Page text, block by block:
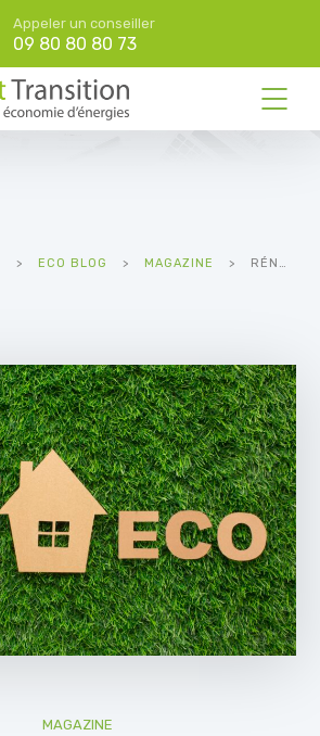
Appeler un conseiller
09 80 80 80 73
> ECO BLOG > MAGAZINE > RÉNOVATION ÉNERGÉTIQUE 2024 : POUR L’AVENIR ÉCONOMIQUE ET DURABLE DE VOTRE DOMICILE
MAGAZINE